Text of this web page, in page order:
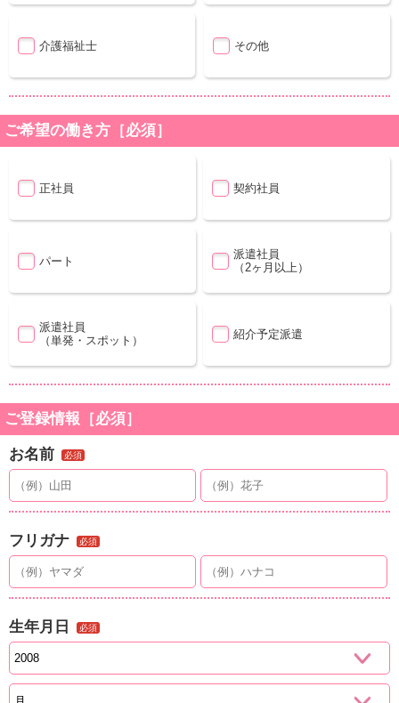
介護福祉士 その他
ご希望の働き方［必須］
正社員 契約社員
パート
派遣社員
（2ヶ月以上）
派遣社員
（単発・スポット）
紹介予定派遣
ご登録情報［必須］
お名前 必須
フリガナ 必須
生年月日 必須